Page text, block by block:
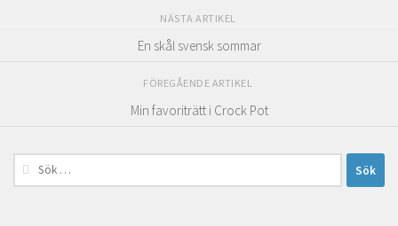
NÄSTA ARTIKEL
En skål svensk sommar
FÖREGÅENDE ARTIKEL
Min favoriträtt i Crock Pot
Sök
efter: